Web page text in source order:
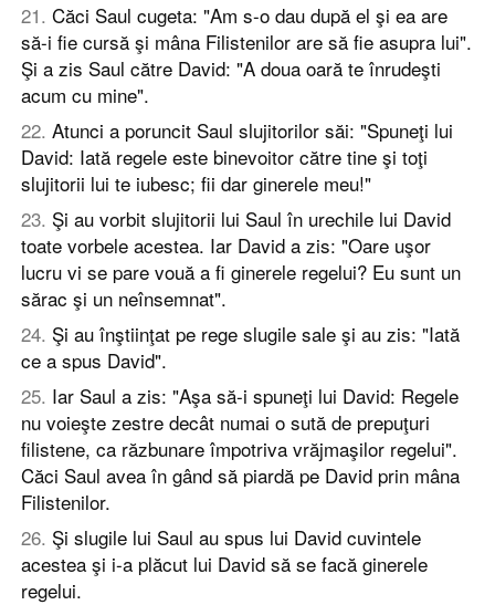
21. Căci Saul cugeta: "Am s-o dau după el şi ea are
să-i fie cursă şi mâna Filistenilor are să fie asupra lui".
Şi a zis Saul către David: "A doua oară te înrudeşti
acum cu mine".
22. Atunci a poruncit Saul slujitorilor săi: "Spuneţi lui
David: Iată regele este binevoitor către tine şi toţi
slujitorii lui te iubesc; fii dar ginerele meu!"
23. Şi au vorbit slujitorii lui Saul în urechile lui David
toate vorbele acestea. Iar David a zis: "Oare uşor
lucru vi se pare vouă a fi ginerele regelui? Eu sunt un
sărac şi un neînsemnat".
24. Şi au înştiinţat pe rege slugile sale şi au zis: "Iată
ce a spus David".
25. Iar Saul a zis: "Aşa să-i spuneţi lui David: Regele
nu voieşte zestre decât numai o sută de prepuţuri
filistene, ca răzbunare împotriva vrăjmaşilor regelui".
Căci Saul avea în gând să piardă pe David prin mâna
Filistenilor.
26. Şi slugile lui Saul au spus lui David cuvintele
acestea şi i-a plăcut lui David să se facă ginerele
regelui.